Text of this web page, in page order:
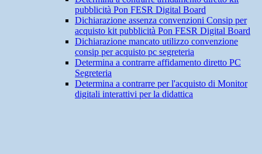
pubblicità Pon FESR Digital Board
Dichiarazione assenza convenzioni Consip per
acquisto kit pubblicità Pon FESR Digital Board
Dichiarazione mancato utilizzo convenzione
consip per acquisto pc segreteria
Determina a contrarre affidamento diretto PC
Segreteria
Determina a contrarre per l'acquisto di Monitor
digitali interattivi per la didattica